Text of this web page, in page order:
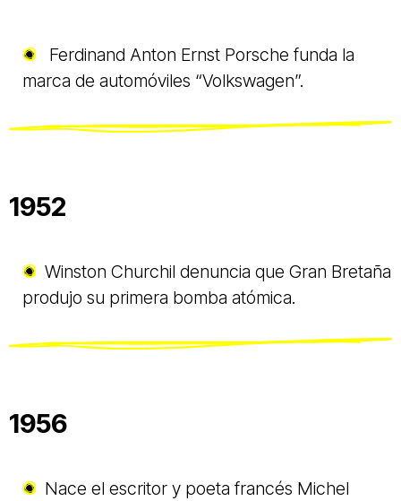
Ferdinand Anton Ernst Porsche funda la
marca de automóviles “Volkswagen”.
1952
Winston Churchil denuncia que Gran Bretaña
produjo su primera bomba atómica.
1956
Nace el escritor y poeta francés Michel